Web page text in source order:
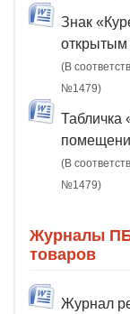
Знак
открытым
(В
№1479)
Табличка
(В
№1479)
Журналы ПБ
товаров
Журнал